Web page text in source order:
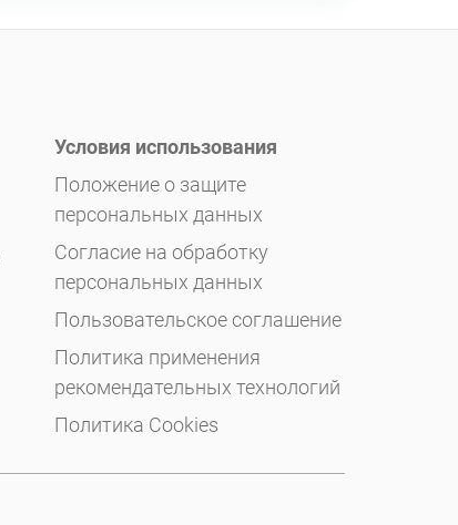
Условия использования
Положение о защите
персональных данных
Согласие на обработку
персональных данных
Пользовательское соглашение
Политика применения
рекомендательных технологий
Политика Cookies